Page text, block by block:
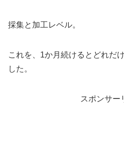
採集と加工レベル。
これを、1か月続けるとどれだ
した。
スポンサー